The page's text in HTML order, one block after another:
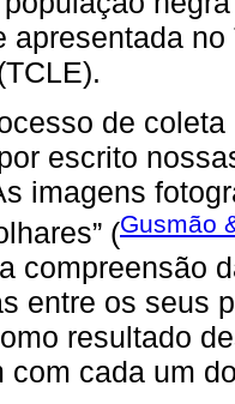
apresentada
de
escrito
imagens
(Gusmão
compreensão
entre os seus
resultado
com cada um